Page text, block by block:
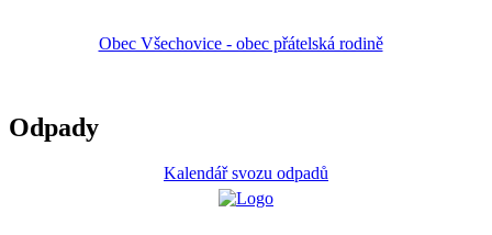
Obec Všechovice - obec přátelská rodině
Odpady
Kalendář svozu odpadů